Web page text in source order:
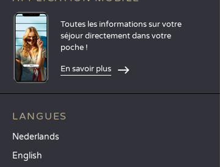
Toutes les informations sur votre
séjour directement dans votre
poche !
En savoir plus
LANGUES
Nederlands
English